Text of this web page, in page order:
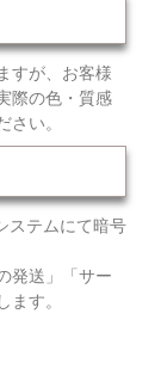
すが、お客様
際の色・質感
い。
ステムにて暗号
発送」「サー
ます。